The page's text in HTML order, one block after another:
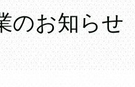
のお知らせ